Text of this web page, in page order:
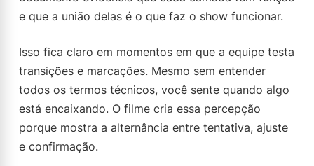
e que a união delas é o que faz o show funcionar.
Isso fica claro em momentos em que a equipe testa
transições e marcações. Mesmo sem entender
todos os termos técnicos, você sente quando algo
está encaixando. O filme cria essa percepção
porque mostra a alternância entre tentativa, ajuste
e confirmação.